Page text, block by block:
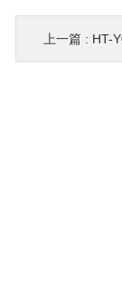
上一篇 : HT-